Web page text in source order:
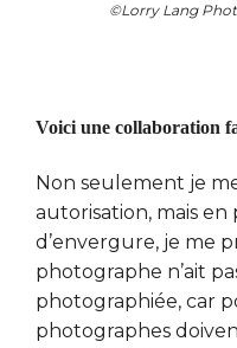
©Lorry Lang
Voici une collaboration
Non seulement je
autorisation, mais en
d’envergure, je me
photographe n’ait
photographiée, car
photographes